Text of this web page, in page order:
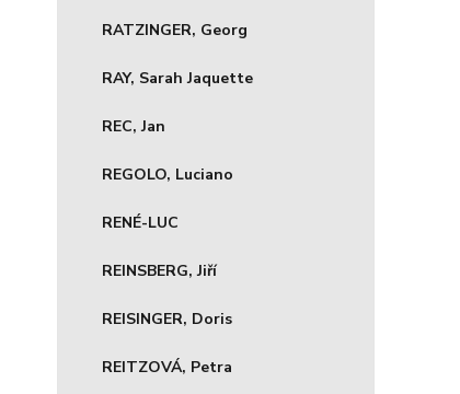
RATZINGER, Georg
RAY, Sarah Jaquette
REC, Jan
REGOLO, Luciano
RENÉ-LUC
REINSBERG, Jiří
REISINGER, Doris
REITZOVÁ, Petra